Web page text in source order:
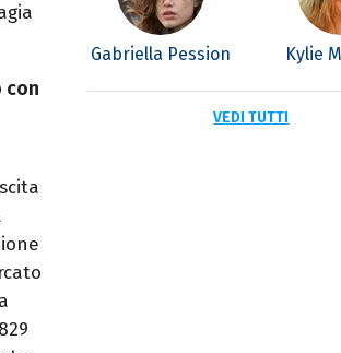
con
Gabriella Pession Kylie
VEDI TUTTI